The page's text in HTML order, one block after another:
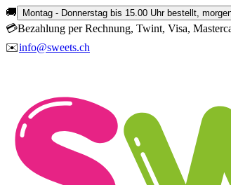
🚚 Montag - Donnerstag bis 15.00 Uhr bestellt,
💳Bezahlung per Rechnung, Twint, Visa,
✉️info@sweets.ch